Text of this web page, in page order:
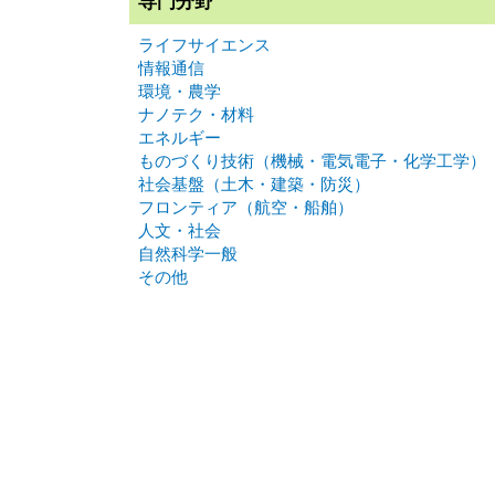
ライフサイエンス
情報通信
環境・農学
ナノテク・材料
エネルギー
ものづくり技術（機械・電気電子・化学工学）
社会基盤（土木・建築・防災）
フロンティア（航空・船舶）
人文・社会
自然科学一般
その他